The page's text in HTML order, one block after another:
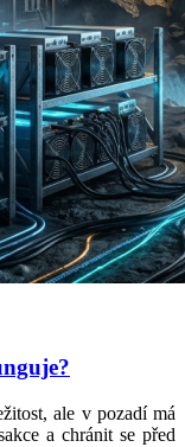
ale v pozadí má
a chránit se před